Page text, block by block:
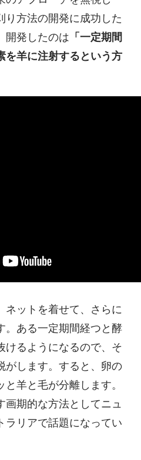
り方法の開発に成功した
開発したのは 「一定期間
を羊に注射するという方
ネットを着せて、さらに
。ある一定期間経つと酵
けるようになるので、そ
がします。すると、卵の
羊と毛が分離します。
期的な方法としてニュ
ラリアで話題になってい